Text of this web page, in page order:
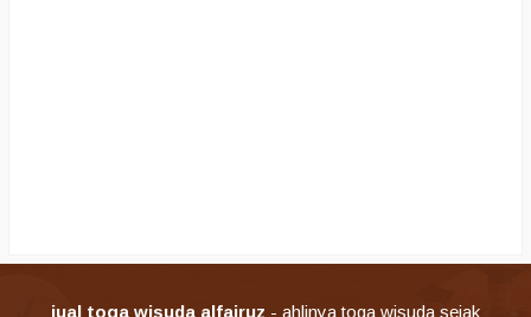
jual toga wisuda alfairuz - ahlinya toga wisuda sejak